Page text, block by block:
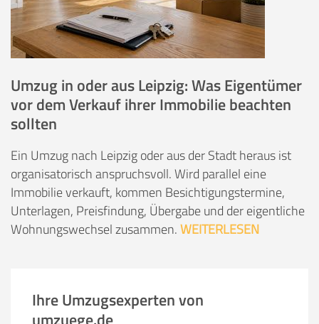
Umzug in oder aus Leipzig: Was Eigentümer
vor dem Verkauf ihrer Immobilie beachten
sollten
Ein Umzug nach Leipzig oder aus der Stadt heraus ist
organisatorisch anspruchsvoll. Wird parallel eine
Immobilie verkauft, kommen Besichtigungstermine,
Unterlagen, Preisfindung, Übergabe und der eigentliche
Wohnungswechsel zusammen.WEITERLESEN
Ihre Umzugsexperten von